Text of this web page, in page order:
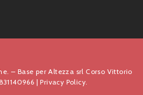
– Base per Altezza srl Corso Vittorio
|Privacy Policy.